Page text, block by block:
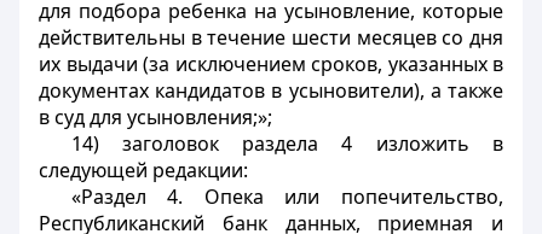
для подбора ребенка на усыновление, которые
действительны в течение шести месяцев со дня
их выдачи (за исключением сроков, указанных в
документах кандидатов в усыновители), а также
в суд для усыновления;»;
14) заголовок раздела 4 изложить в
следующей редакции:
«Раздел 4. Опека или попечительство,
Республиканский банк данных, приемная и